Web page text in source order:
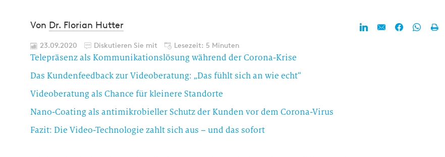
Von Dr. Florian Hutter
23.09.2020 Diskutieren Sie mit Lesezeit: 5 Minuten
Telepräsenz als Kommunikationslösung während der Corona-Krise
Das Kundenfeedback zur Videoberatung: „Das fühlt sich an wie echt“
Videoberatung als Chance für kleinere Standorte
Nano-Coating als antimikrobieller Schutz der Kunden vor dem Corona-Virus
Fazit: Die Video-Technologie zahlt sich aus – und das sofort